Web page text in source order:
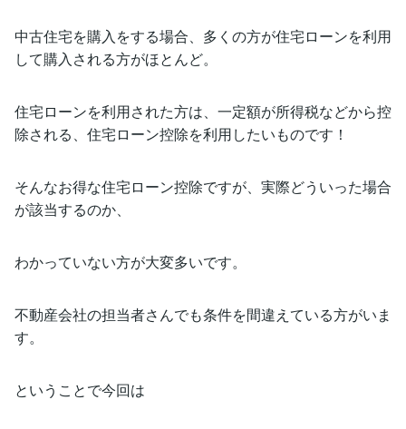
中古住宅を購入をする場合、多くの方が住宅ローンを利用
して購入される方がほとんど。
住宅ローンを利用された方は、一定額が所得税などから控
除される、住宅ローン控除を利用したいものです！
そんなお得な住宅ローン控除ですが、実際どういった場合
が該当するのか、
わかっていない方が大変多いです。
不動産会社の担当者さんでも条件を間違えている方がいま
す。
ということで今回は